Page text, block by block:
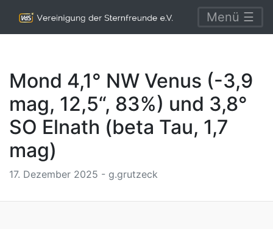
Menü ☰
Mond 4,1° NW Venus (-3,9
mag, 12,5“, 83%) und 3,8°
SO Elnath (beta Tau, 1,7
mag)
17. Dezember 2025 - g.grutzeck